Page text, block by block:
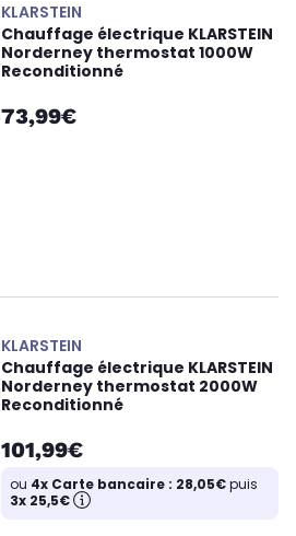
KLARSTEIN
Chauffage électrique KLARSTEIN
Norderney thermostat 1000W
Reconditionné
73,99€
KLARSTEIN
Chauffage électrique KLARSTEIN
Norderney thermostat 2000W
Reconditionné
101,99€
ou 4x Carte bancaire : 28,05€puis
3x 25,5€